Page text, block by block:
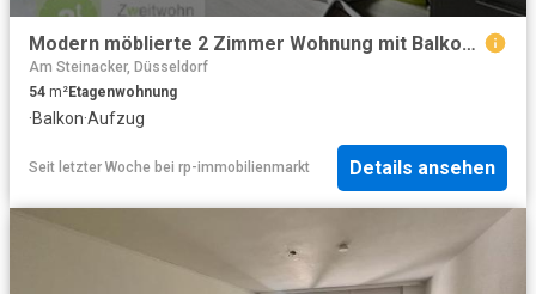
Modern möblierte 2 Zimmer Wohnung mit Balkon, Düsseldorf Derendorf, Glockenstr
Am Steinacker, Düsseldorf
54 m²Etagenwohnung
·Balkon·Aufzug
Seit letzter Woche bei rp-immobilienmarkt Details ansehen